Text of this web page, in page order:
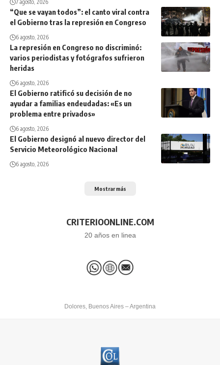
7 agosto, 2026
“Que se vayan todos”: el canto viral contra
el Gobierno tras la represión en Congreso
6 agosto, 2026
La represión en Congreso no discriminó:
varios periodistas y fotógrafos sufrieron
heridas
6 agosto, 2026
El Gobierno ratificó su decisión de no
ayudar a familias endeudadas: «Es un
problema entre privados»
6 agosto, 2026
El Gobierno designó al nuevo director del
Servicio Meteorológico Nacional
6 agosto, 2026
Mostrar más
CRITERIOONLINE.COM
20 años en linea
Dolores, Buenos Aires – Argentina